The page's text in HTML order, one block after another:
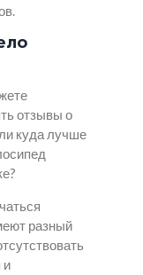
отзывы о
куда лучше
разный
и